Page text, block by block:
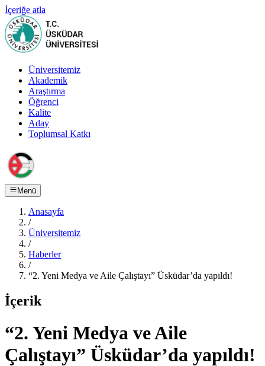
İçeriğe atla
Üniversitemiz
Akademik
Araştırma
Öğrenci
Kalite
Aday
Toplumsal Katkı
Menü
Anasayfa
/
Üniversitemiz
/
Haberler
/
“2. Yeni Medya ve Aile Çalıştayı” Üsküdar’da yapıldı!
İçerik
“2. Yeni Medya ve Aile
Çalıştayı” Üsküdar’da yapıldı!